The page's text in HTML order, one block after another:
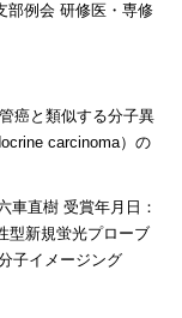
部例会 研修医・専修
癌と類似する分子異
carcinoma）の
直樹 受賞年月日：
型新規蛍光プローブ
子イメージング